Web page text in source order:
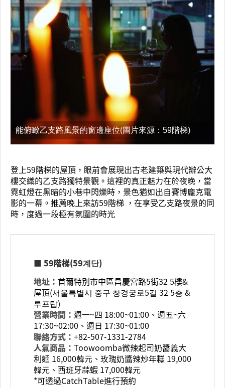
能俯瞰乙支路風景的窗邊座位(圖片來源：59階梯)
登上59階梯的屋頂，眼前會展現出古老建築與現代辦公大
樓交織的乙支路獨特景觀。這裡的真正魅力在於夜晚，當
霓虹燈在黑暗的小巷中閃爍時，景色猶如出自賽博龐克電
影的一幕。推薦晚上來訪59階梯 ，在享受乙支路夜景的同
時，度過一段極有氛圍的時光
■ 59階梯(59계단)
地址： 首爾特別市中區昌慶宮路5街32 5樓&
屋頂(서울특별시 중구 창경궁로5길 32 5층 &
루프탑)
營業時間： 週一~四 18:00~01:00、週五~六
17:30~02:00、週日 17:30~01:00
聯絡方式： +82-507-1331-2784
人氣商品： Toowoomba微辣起司奶醬義大
利麵 16,000韓元、玫瑰奶醬辣炒年糕 19,000
韓元、西班牙蒜蝦 17,000韓元
*可透過CatchTable進行預約